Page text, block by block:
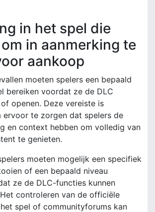
in het spel die
in aanmerking te
aankoop
moeten spelers een bepaald
bereiken voordat ze de DLC
openen. Deze vereiste is
ervoor te zorgen dat spelers de
en context hebben om volledig van
te genieten.
moeten mogelijk een specifiek
of een bepaald niveau
ze de DLC-functies kunnen
controleren van de officiële
spel of communityforums kan